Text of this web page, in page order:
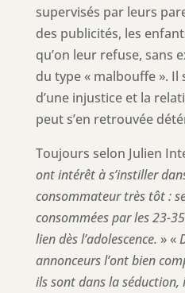
supervisés par leurs
des publicités, les
qu’on leur refuse, sans
du type « malbouffe ». Il
d’une injustice et la
peut s’en retrouvée
Toujours selon Julien
ont intérêt à s’instiller
consommateur très tôt :
consommées par les 23-
lien dès l’adolescence. » «
annonceurs l’ont bien
ils sont dans la